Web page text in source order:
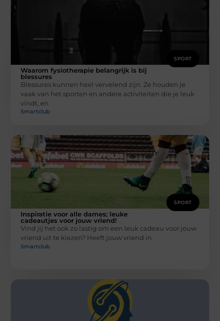
SPORT
Waarom fysiotherapie belangrijk is bij
blessures
Blessures kunnen heel vervelend zijn. Ze houden je
vaak van het sporten en andere activiteiten die je leuk
vindt, en
Smartclub
SPORT
Inspiratie voor alle dames; leuke
cadeautjes voor jouw vriend!
Vind jij het ook zo lastig om een leuk cadeau voor jouw
vriend uit te kiezen? Heeft jouw vriend in
Smartclub